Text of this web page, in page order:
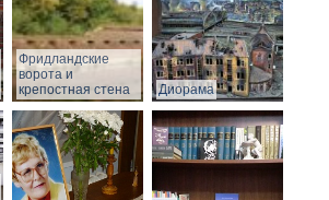
Фридландские
ворота и
крепостная стена
Диорама